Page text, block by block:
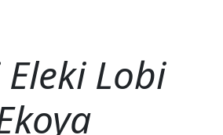
Lobi